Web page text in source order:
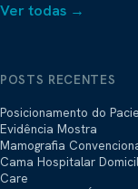
Ver todas →
POSTS RECENTES
Posicionamento do
Evidência Mostra
Mamografia
Cama Hospitalar
Care